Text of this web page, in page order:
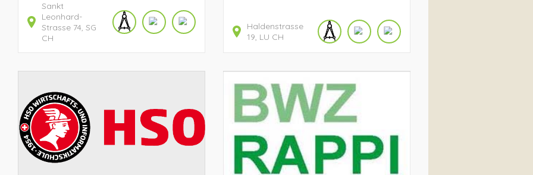
Sankt
Leonhard-
Strasse 74 SG
CH
Haldenstrasse
19 LU CH